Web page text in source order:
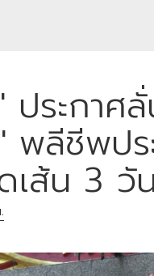
ประกาศ
พลีชีพปร
เส้น 3 วั